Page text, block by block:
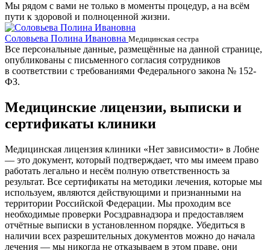
Мы рядом с вами не только в моменты процедур, а на всём
пути к здоровой и полноценной жизни.
Соловьева Полина Ивановна Медицинская сестра
Все персональные данные, размещённые на данной странице,
опубликованы с письменного согласия сотрудников
в соответствии с требованиями Федерального закона № 152-
ФЗ.
Медицинские лицензии, выписки и
сертификаты клиники
Медицинская лицензия клиники «Нет зависимости» в Лобне
— это документ, который подтверждает, что мы имеем право
работать легально и несём полную ответственность за
результат. Все сертификаты на методики лечения, которые мы
используем, являются действующими и признанными на
территории Российской Федерации. Мы проходим все
необходимые проверки Росздравнадзора и предоставляем
отчётные выписки в установленном порядке. Убедиться в
наличии всех разрешительных документов можно до начала
лечения — мы никогда не отказываем в этом праве, они